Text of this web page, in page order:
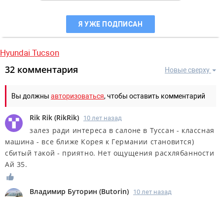
Я УЖЕ ПОДПИСАН
Hyundai Tucson
Новые сверху
32 комментария
Вы должны авторизоваться, чтобы оставить комментарий
Rik Rik (RikRik) 10 лет назад
залез ради интереса в салоне в Туссан - классная
машина - все ближе Корея к Германии становится)
сбитый такой - приятно. Нет ощущения расхлябанности
Ай 35.
Владимир Буторин (Butorin) 10 лет назад